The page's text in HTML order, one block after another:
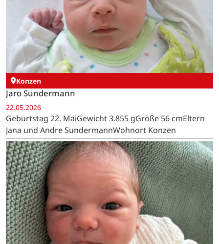
Konzen
Jaro Sundermann
22.05.2026
Geburtstag 22. MaiGewicht 3.855 gGröße 56 cmEltern
Jana und Andre SundermannWohnort Konzen